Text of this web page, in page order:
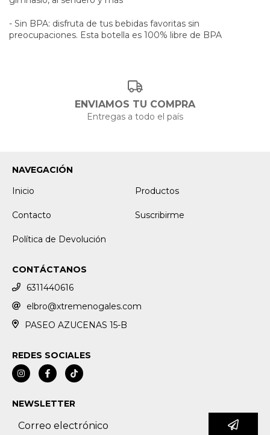
- Sin BPA: disfruta de tus bebidas favoritas sin
preocupaciones. Esta botella es 100% libre de BPA
ENVIAMOS TU COMPRA
Entregas a todo el país
NAVEGACIÓN
Inicio
Productos
Contacto Suscribirme
Política de Devolución
CONTÁCTANOS
6311440616
elbro@xtremenogales.com
PASEO AZUCENAS 15-B
REDES SOCIALES
NEWSLETTER